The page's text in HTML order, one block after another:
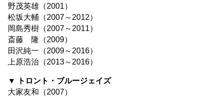
野茂英雄（2001）
松坂大輔（2007～2012）
岡島秀樹（2007～2011）
斎藤 隆（2009）
田沢純一（2009～2016）
上原浩治（2013～2016）
▼ トロント・ブルージェイズ
大家友和（2007）